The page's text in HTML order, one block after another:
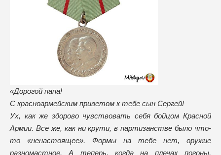
«Дорогой папа!
С красноармейским приветом к тебе сын Сергей!
Ух, как же здорово чувствовать себя бойцом Красной
Армии. Все же, как ни крути, в партизанстве было что-
то «ненастоящее». Формы на тебе нет, оружие
разномастное. А теперь, когда на плечах погоны,